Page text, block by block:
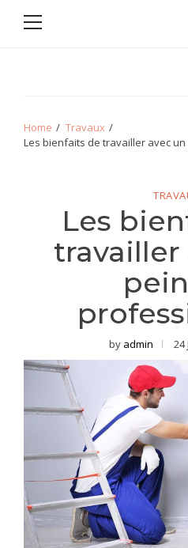
Home
Travaux
Les bienfaits de travailler avec
Les
travailler
by admin 24